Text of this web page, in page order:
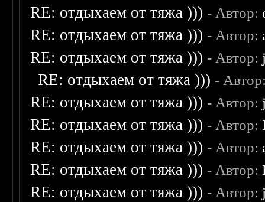
RE: отдыхаем от тяжа ))) - Автор:
RE: отдыхаем от тяжа ))) - Автор:
RE: отдыхаем от тяжа ))) - Автор:
RE: отдыхаем от тяжа ))) -
RE: отдыхаем от тяжа ))) - Автор:
RE: отдыхаем от тяжа ))) - Автор:
RE: отдыхаем от тяжа ))) - Автор:
RE: отдыхаем от тяжа ))) - Автор:
RE: отдыхаем от тяжа ))) - Автор: